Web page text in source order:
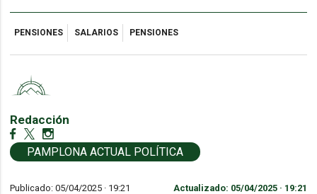
PENSIONES SALARIOS PENSIONES
Redacción
PAMPLONA ACTUAL POLÍTICA
Publicado: 05/04/2025 · 19:21 Actualizado: 05/04/2025 · 19:21